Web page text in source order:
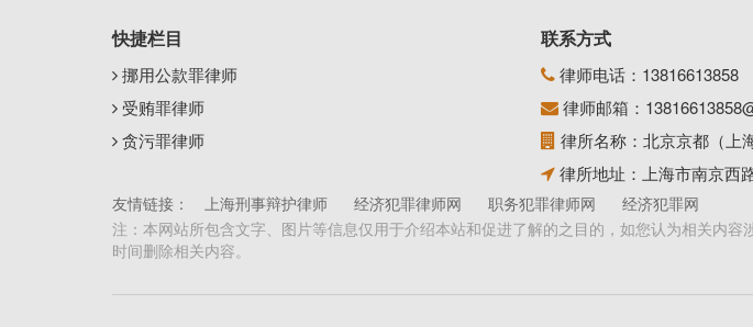
快捷栏目
挪用公款罪律师
受贿罪律师
贪污罪律师
联系方式
律师电话： 13816613858
律师邮箱：
律所名称：北京京都（上
律所地址：上海市南京西
友情链接： 上海刑事辩护律师 经济犯罪律师网 职务犯罪律师网
经济犯罪网
注：本网站所包含文字、图片等信息仅用于介绍本站和促进了解的之目的，如您认为相关内
时间删除相关内容。